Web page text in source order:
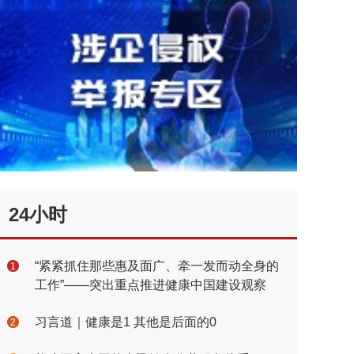
24小时
1
“紧紧抓住那些惠及面广、牵一发而动全身的
工作”——突出重点推进健康中国建设观察
2 习言道｜健康是1 其他是后面的0